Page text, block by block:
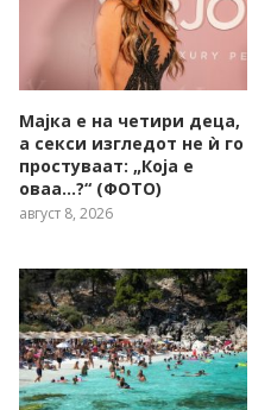
Мајка е на четири деца,
а секси изгледот не ѝ го
простуваат: „Која е
оваа…?“ (ФОТО)
август 8, 2026